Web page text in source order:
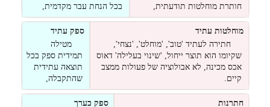
חותרת מוחלטות תודעתית,
בכל הנחת עבר מקדמית,
מוחלטות עתיד
חתירה לעתיד 'טוב', 'מוחלט', 'נצחי',
שקיומו הוא תוצר ייחול, 'שינוי בעלילה' דאוס
אכס מכינה, לא אבולוציה של פעולות ממצב
קיים.
ספק עתיד
מטילה
תמידית ספק בכל
תוצאה עתידית
שהתקבלה,
חתרנות
ספק כערך